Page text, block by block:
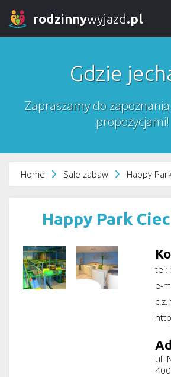
rodzinnywyjazd.pl
Gdzie
Zapraszamy do
propozycjami!
Home Sale zabaw Happy
Happy Park
tel:
e-
ul.